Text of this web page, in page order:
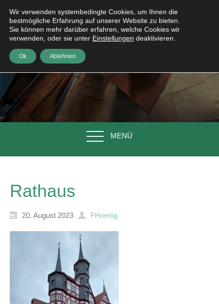
MENÜ
Rathaus
20. August 2023 FHoenig
Wir verwenden systembedingte Cookies, um Ihnen die
bestmögliche Erfahrung auf unserer Website zu bieten.
Sie können mehr darüber erfahren, welche Cookies wir
verwenden, oder sie unter Einstellungen deaktivieren.
Ok Ablehnen